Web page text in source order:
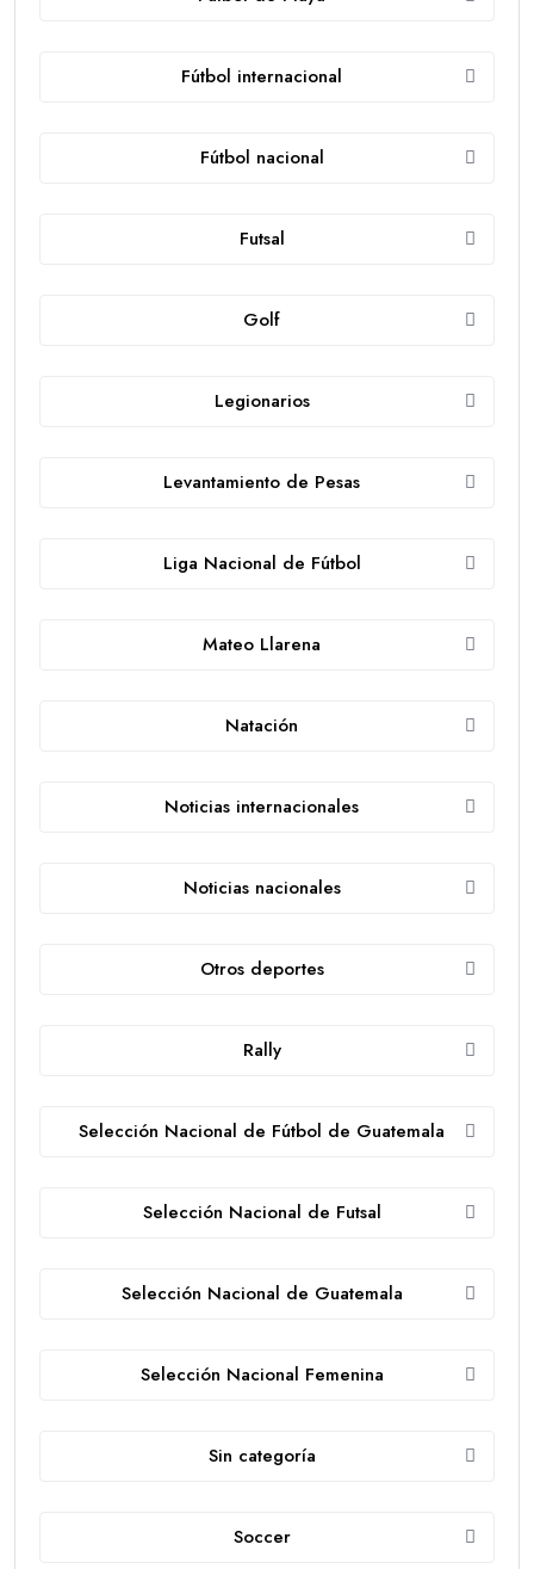
Fútbol internacional
Fútbol nacional
Futsal
Golf
Legionarios
Levantamiento de Pesas
Liga Nacional de Fútbol
Mateo Llarena
Natación
Noticias internacionales
Noticias nacionales
Otros deportes
Rally
Selección Nacional de Fútbol de Guatemala
Selección Nacional de Futsal
Selección Nacional de Guatemala
Selección Nacional Femenina
Sin categoría
Soccer